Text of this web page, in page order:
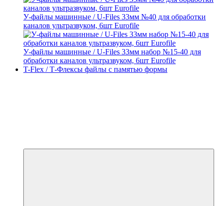
У-файлы машинные / U-Files 33мм №40 для обработки
каналов ультразвуком, 6шт Eurofile
У-файлы машинные / U-Files 33мм набор №15-40 для
обработки каналов ультразвуком, 6шт Eurofile
T-Flex / Т-Флексы файлы с памятью формы